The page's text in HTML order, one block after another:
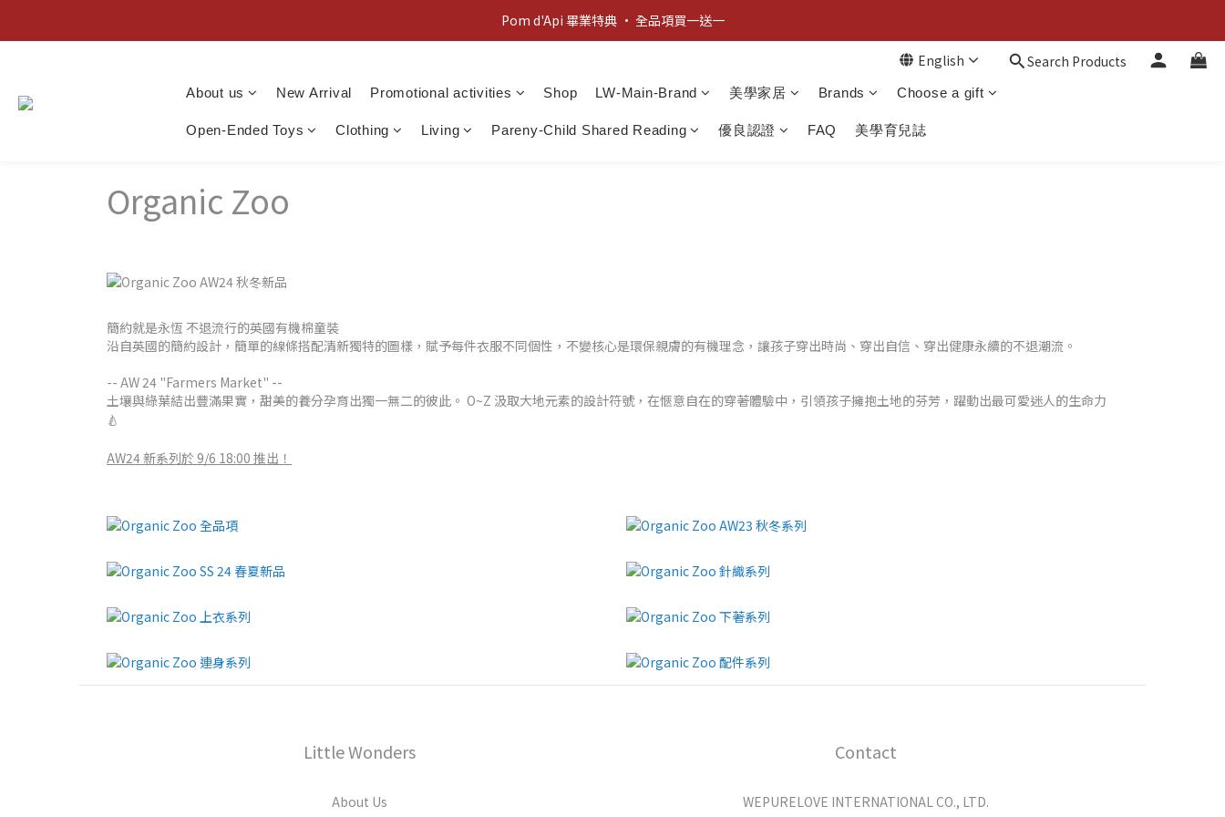
新客歡迎禮：輸入 "welcome10" 享首單九折！
Pom d'Api 畢業特典 · 全品項買一送一
English Search Products
About us New Arrival Promotional activities Shop LW-Main-Brand 美學家居 Brands Choose a gift
Open-Ended Toys Clothing Living Pareny-Child Shared Reading 優良認證 FAQ 美學育兒誌
Organic Zoo
簡約就是永恆 不退流行的英國有機棉童裝
沿自英國的簡約設計，簡單的線條搭配清新獨特的圖樣，賦予每件衣服不同個性，不變核心是環保親膚的有機理念，讓孩子穿出時尚、穿出自信、穿出健康永續的不退潮流。
-- AW 24 "Farmers Market" --
土壤與綠葉結出豐滿果實，甜美的養分孕育出獨一無二的彼此。 O~Z 汲取大地元素的設計符號，在愜意自在的穿著體驗中，引領孩子擁抱土地的芬芳，躍動出最可愛迷人的生命力
🍐
AW24 新系列於 9/6 18:00 推出！
Little Wonders
About Us
Contact
WEPURELOVE INTERNATIONAL CO., LTD.